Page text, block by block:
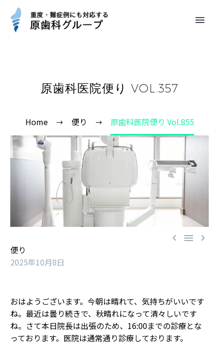
原歯科医院便り VOL.357
Home 便り 原歯科医院便り Vol.855
  
便り
2025年10月8日
おはようございます。今朝は晴れて、気持ちがいいです
ね。最近は曇り続きで、秋晴れになって清々しいです
ね。さて本日院長は出張のため、16:00までの診療とな
っております。医院は通常通り診療しております。